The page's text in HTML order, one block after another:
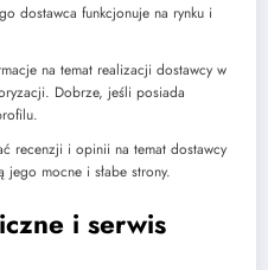
dostawca funkcjonuje na rynku i
na temat realizacji dostawcy w
Dobrze, jeśli posiada
recenzji i opinii na temat dostawcy
mocne i słabe strony.
i serwis